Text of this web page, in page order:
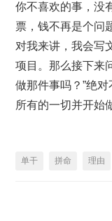
你不喜欢的事，没
票，钱不再是个问
对我来讲，我会写
项目。那么接下来
做那件事吗？”绝
所有的一切并开始
单干 拼命 理由